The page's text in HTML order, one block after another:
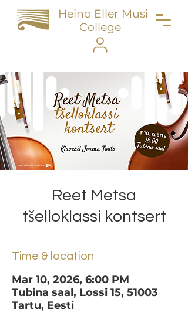
Heino Eller Music
College
Reet Metsa
tšelloklassi kontsert
Time & location
Mar 10, 2026, 6:00 PM
Tubina saal, Lossi 15, 51003
Tartu, Eesti